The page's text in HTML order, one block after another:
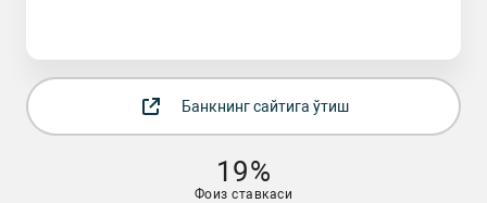
Банкнинг сайтига ўтиш
19%
Фоиз ставкаси